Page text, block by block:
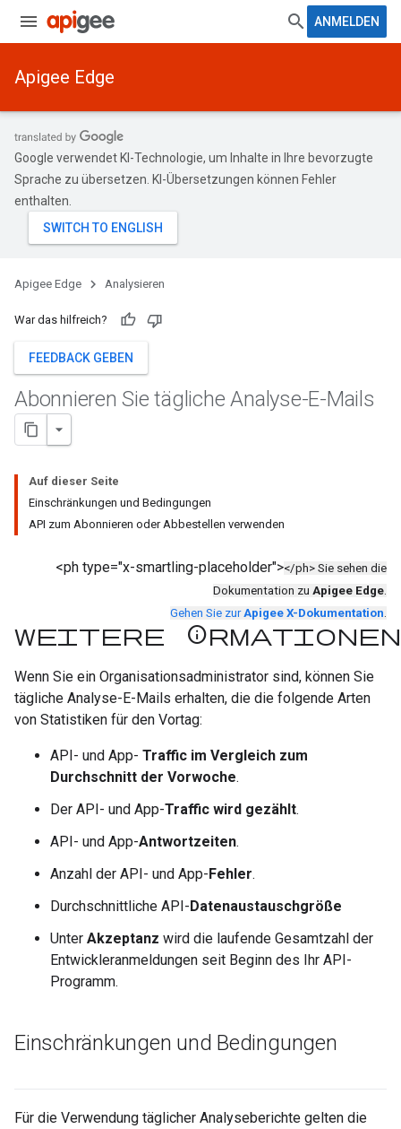
ANMELDEN
Apigee Edge
Google verwendet KI-Technologie, um Inhalte in Ihre bevorzugte
Sprache zu übersetzen. KI-Übersetzungen können Fehler
enthalten.
Apigee Edge Analysieren
War das hilfreich?
FEEDBACK GEBEN
Abonnieren Sie tägliche Analyse-E-Mails
Auf dieser Seite
Einschränkungen und Bedingungen
API zum Abonnieren oder Abbestellen verwenden
<ph type="x-smartling-placeholder"></ph> Sie sehen die
Dokumentation zu Apigee Edge.
Gehen Sie zurApigee X-Dokumentation.
Weitere Informationen
Wenn Sie ein Organisationsadministrator sind, können Sie
tägliche Analyse-E-Mails erhalten, die die folgende Arten
von Statistiken für den Vortag:
API- und App- Traffic im Vergleich zum
Durchschnitt der Vorwoche.
Der API- und App-Traffic wird gezählt.
API- und App-Antwortzeiten.
Anzahl der API- und App-Fehler.
Durchschnittliche API-Datenaustauschgröße
Unter Akzeptanz wird die laufende Gesamtzahl der
Entwickleranmeldungen seit Beginn des Ihr API-
Programm.
Einschränkungen und Bedingungen
Für die Verwendung täglicher Analyseberichte gelten die